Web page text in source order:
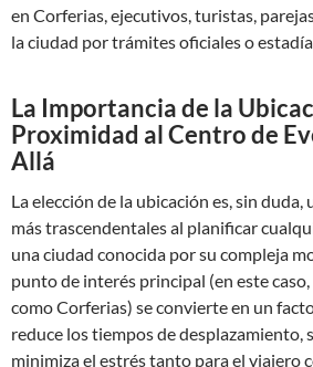
en Corferias, ejecutivos, turistas,
la ciudad por trámites oficiales o
La Importancia de la
Proximidad al Centro de
Allá
La elección de la ubicación es, sin duda,
más trascendentales al planificar
una ciudad conocida por su compleja
punto de interés principal (en este
como Corferias) se convierte en un
reduce los tiempos de desplazamiento,
minimiza el estrés tanto para el viajero